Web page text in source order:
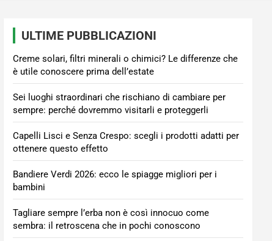
ULTIME PUBBLICAZIONI
Creme solari, filtri minerali o chimici? Le differenze che
è utile conoscere prima dell’estate
Sei luoghi straordinari che rischiano di cambiare per
sempre: perché dovremmo visitarli e proteggerli
Capelli Lisci e Senza Crespo: scegli i prodotti adatti per
ottenere questo effetto
Bandiere Verdi 2026: ecco le spiagge migliori per i
bambini
Tagliare sempre l’erba non è così innocuo come
sembra: il retroscena che in pochi conoscono